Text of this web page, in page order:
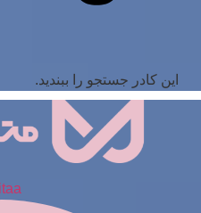
این کادر جستجو را ببندید.